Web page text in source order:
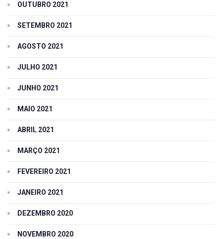
OUTUBRO 2021
SETEMBRO 2021
AGOSTO 2021
JULHO 2021
JUNHO 2021
MAIO 2021
ABRIL 2021
MARÇO 2021
FEVEREIRO 2021
JANEIRO 2021
DEZEMBRO 2020
NOVEMBRO 2020